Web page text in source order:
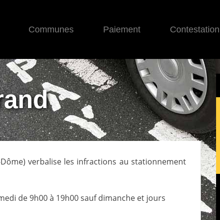
Communes Paiement Contestation
) verbalise les infractions au stationnement
de 9h00 à 19h00 sauf dimanche et jours